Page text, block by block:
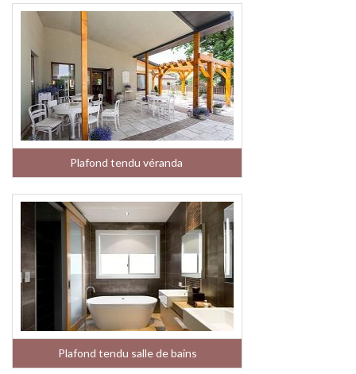
Plafond tendu véranda
Plafond tendu salle de bains